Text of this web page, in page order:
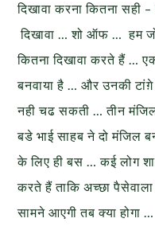
दिखावा करना कितना
दिखावा … शो ऑफ … हम जो
कितना दिखावा करते हैं …
बनवाया है … और उनकी टांग़े
नही चढ सकती … तीन
बडे भाई साहब ने दो मंजिल
के लिए ही बस … कई लोग
करते हैं ताकि अच्छा
सामने आएगी तब क्या होगा …